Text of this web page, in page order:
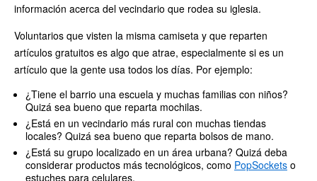
información acerca del vecindario que rodea su iglesia.
Voluntarios que visten la misma camiseta y que reparten
artículos gratuitos es algo que atrae, especialmente si es un
artículo que la gente usa todos los días. Por ejemplo:
¿Tiene el barrio una escuela y muchas familias con niños?
Quizá sea bueno que reparta mochilas.
¿Está en un vecindario más rural con muchas tiendas
locales? Quizá sea bueno que reparta bolsos de mano.
¿Está su grupo localizado en un área urbana? Quizá deba
considerar productos más tecnológicos, como PopSockets o
estuches para celulares.